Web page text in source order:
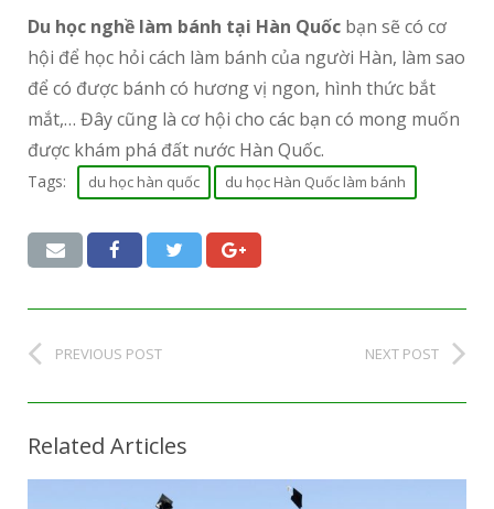
Du học nghề làm bánh tại Hàn Quốc bạn sẽ có cơ
hội để học hỏi cách làm bánh của người Hàn, làm sao
để có được bánh có hương vị ngon, hình thức bắt
mắt,… Đây cũng là cơ hội cho các bạn có mong muốn
được khám phá đất nước Hàn Quốc.
Tags: du học hàn quốc du học Hàn Quốc làm bánh
PREVIOUS POST NEXT POST
Related Articles